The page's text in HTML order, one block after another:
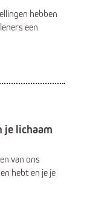
hebben
een
je lichaam
van ons
hebt en je je